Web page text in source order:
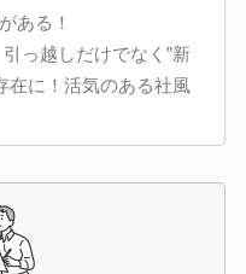
ある！
っ越しだけでなく”新
在に！活気のある社風